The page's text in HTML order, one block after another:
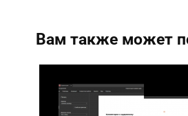
Вам также может